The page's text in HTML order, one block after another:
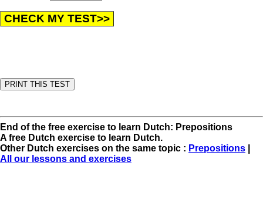
End of the free exercise to learn Dutch: Prepositions
A free Dutch exercise to learn Dutch.
Other Dutch exercises on the same topic : Prepositions
All our lessons and exercises